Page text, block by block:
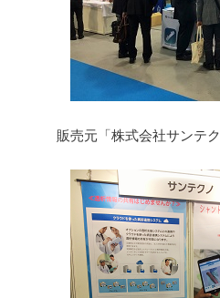
販売元「株式会社サンテ